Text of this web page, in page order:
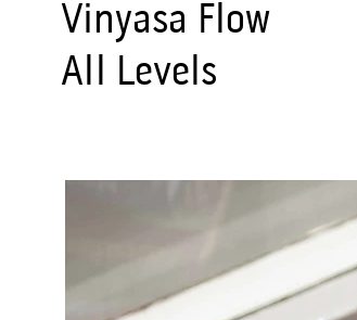
Vinyasa Flow
All Levels